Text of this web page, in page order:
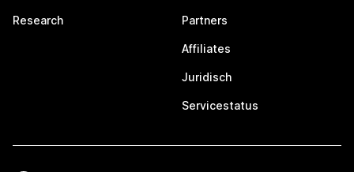
Research Partners
Affiliates
Juridisch
Servicestatus